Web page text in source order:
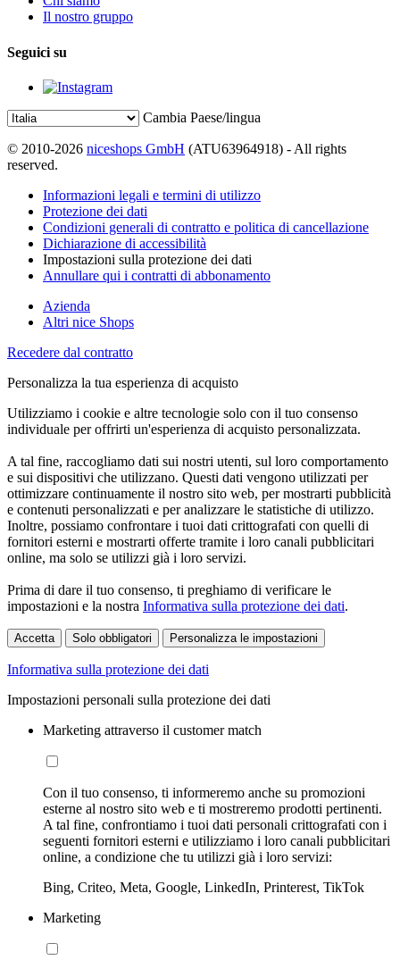
Il nostro gruppo
Seguici su
Cambia Paese/lingua
© 2010-2026 niceshops GmbH (ATU63964918) - All rights
reserved.
Informazioni legali e termini di utilizzo
Protezione dei dati
Condizioni generali di contratto e politica di cancellazione
Dichiarazione di accessibilità
Impostazioni sulla protezione dei dati
Annullare qui i contratti di abbonamento
Azienda
Altri nice Shops
Recedere dal contratto
Personalizza la tua esperienza di acquisto
Utilizziamo i cookie e altre tecnologie solo con il tuo consenso
individuale per offrirti un'esperienza di acquisto personalizzata.
A tal fine, raccogliamo dati sui nostri utenti, sul loro comportamento
e sui dispositivi che utilizzano. Questi dati vengono utilizzati per
ottimizzare continuamente il nostro sito web, per mostrarti pubblicità
e contenuti personalizzati e per analizzare le statistiche di utilizzo.
Inoltre, possiamo confrontare i tuoi dati crittografati con quelli di
fornitori esterni e mostrarti offerte tramite i loro canali pubblicitari
online, ma solo se utilizzi già i loro servizi.
Prima di dare il tuo consenso, ti preghiamo di verificare le
impostazioni e la nostra Informativa sulla protezione dei dati.
Accetta Solo obbligatori Personalizza le impostazioni
Informativa sulla protezione dei dati
Impostazioni personali sulla protezione dei dati
Marketing attraverso il customer match
Con il tuo consenso, ti informeremo anche su promozioni
esterne al nostro sito web e ti mostreremo prodotti pertinenti.
A tal fine, confrontiamo i tuoi dati personali crittografati con i
seguenti fornitori esterni e utilizziamo i loro canali pubblicitari
online, a condizione che tu utilizzi già i loro servizi:
Bing, Criteo, Meta, Google, LinkedIn, Printerest, TikTok
Marketing